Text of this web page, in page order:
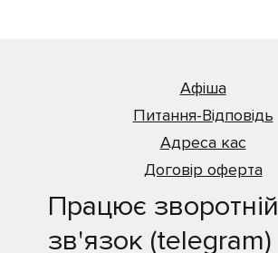
Афіша
Питання-Відповідь
Адреса кас
Договір оферта
Працює зворотній
зв'язок (telegram)